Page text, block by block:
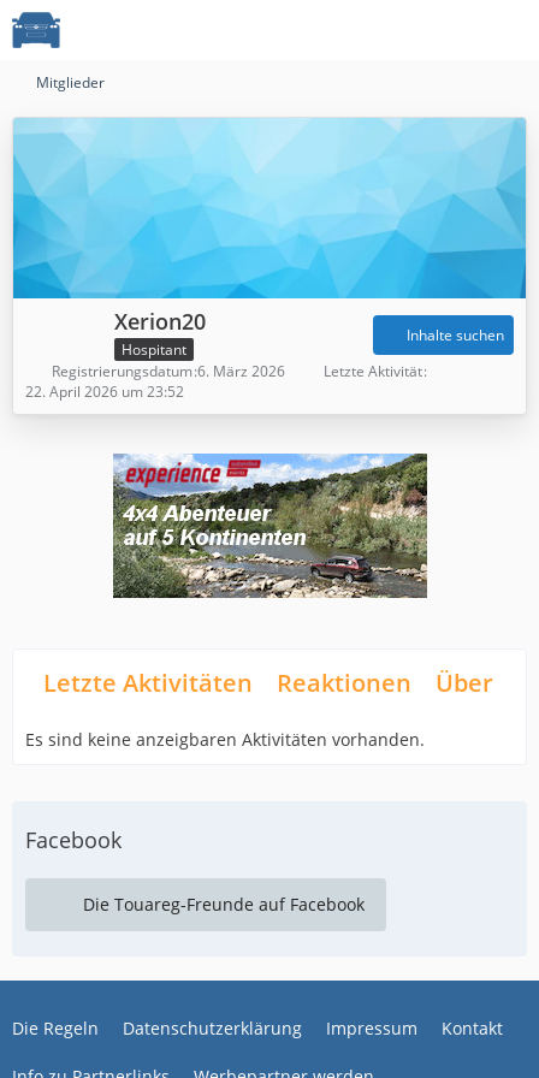
Mitglieder
Xerion20
Hospitant
Inhalte suchen
Registrierungsdatum 6. März 2026
Letzte Aktivität
22. April 2026 um 23:52
Letzte Aktivitäten Reaktionen Über
Es sind keine anzeigbaren Aktivitäten vorhanden.
Facebook
Die Touareg-Freunde auf Facebook
Die Regeln Datenschutzerklärung Impressum Kontakt